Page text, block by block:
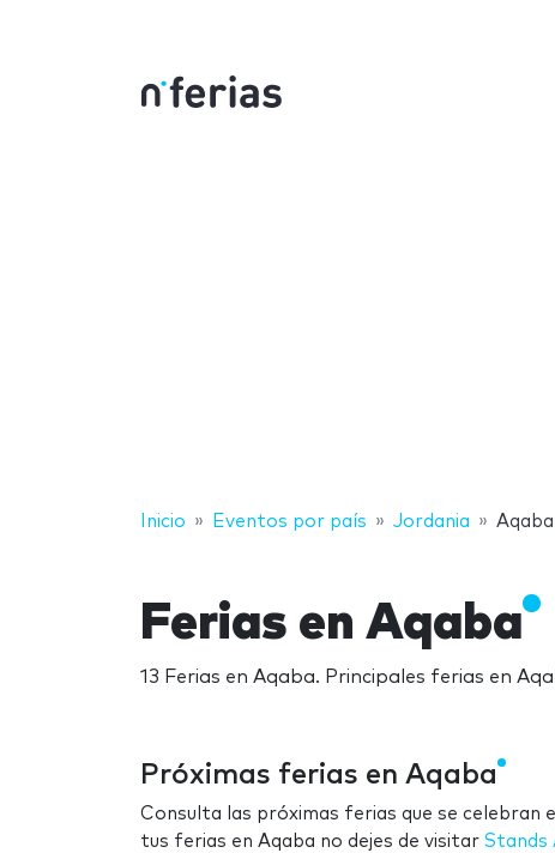
Inicio Eventos por país Jordania Aqaba
Ferias en Aqaba
13 Ferias en Aqaba. Principales ferias en
Próximas ferias en Aqaba
Consulta las próximas ferias que se celebran
tus ferias en Aqaba no dejes de visitar Stands